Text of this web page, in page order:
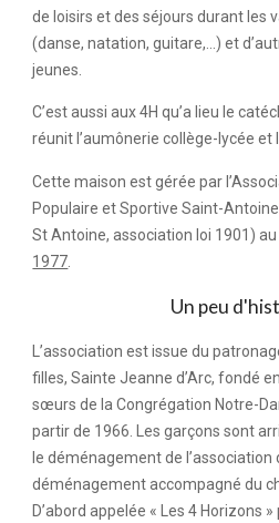
de loisirs et des séjours durant les
(danse,natation, guitare,... ) et
jeunes.
C’est aussi aux 4H qu’a lieu le
réunit l’aumônerie collège- lycée et
Cette maison est gérée par
Populaire et Sportive Saint-
St Antoine, association loi 1901)
1977
Un peu
L’association est issue du
filles, Sainte Jeanne d’Arc, fondé
sœurs de la Congrégation Notre-
partir de 1966. Les garçons sont
le déménagement de l’association
déménagement accompagné du
D’abord appelée « Les 4 Horizons